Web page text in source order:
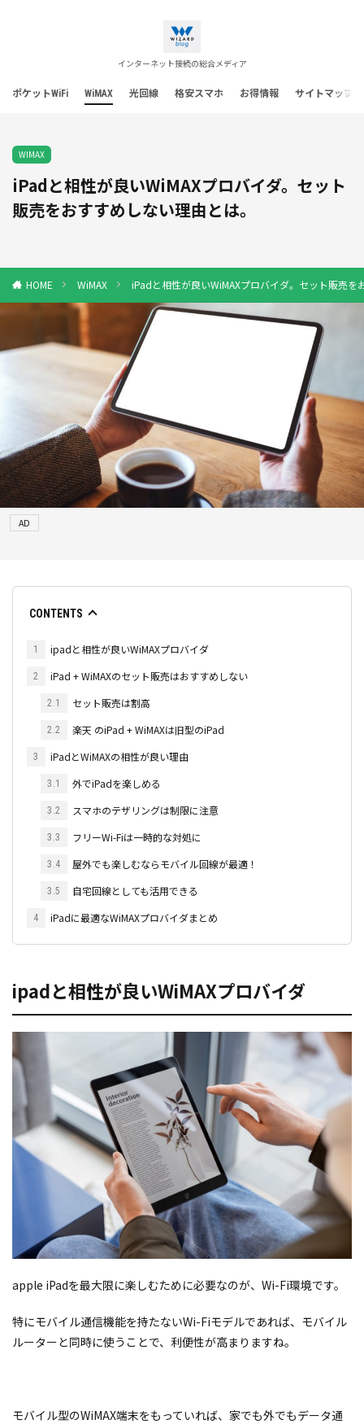
インターネット接続の総合メディア
ポケットWiFi WiMAX 光回線 格安スマホ お得情報 サイトマップ
WIMAX
iPadと相性が良いWiMAXプロバイダ。セット
販売をおすすめしない理由とは。
HOME WiMAX iPadと相性が良いWiMAXプロバイダ。セット販売を
AD
CONTENTS
1 ipadと相性が良いWiMAXプロバイダ
2 iPad + WiMAXのセット販売はおすすめしない
2.1 セット販売は割高
2.2 楽天 のiPad + WiMAXは旧型のiPad
3 iPadとWiMAXの相性が良い理由
3.1 外でiPadを楽しめる
3.2 スマホのテザリングは制限に注意
3.3 フリーWi-Fiは一時的な対処に
3.4 屋外でも楽しむならモバイル回線が最適！
3.5 自宅回線としても活用できる
4 iPadに最適なWiMAXプロバイダまとめ
ipadと相性が良いWiMAXプロバイダ
apple iPadを最大限に楽しむために必要なのが、Wi-Fi環境です。
特にモバイル通信機能を持たないWi-Fiモデルであれば、モバイル
ルーターと同時に使うことで、利便性が高まりますね。
モバイル型のWiMAX端末をもっていれば、家でも外でもデータ通